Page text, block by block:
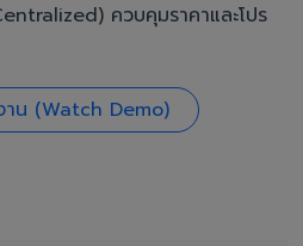
ควบคุมราคาและโปร
าน (Watch Demo)